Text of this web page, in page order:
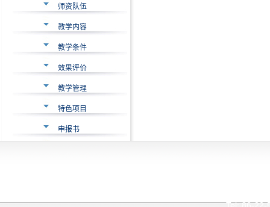
师资队伍
教学内容
教学条件
效果评价
教学管理
特色项目
申报书